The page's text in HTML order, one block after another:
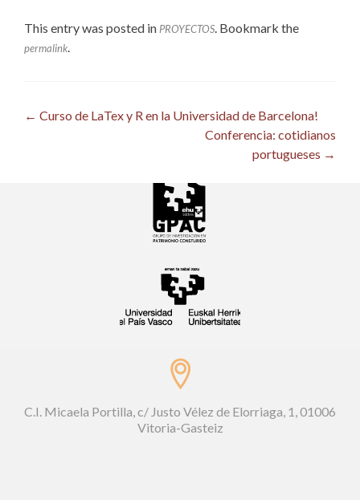
This entry was posted in PROYECTOS. Bookmark the
permalink.
Post
← Curso de LaTex y R en la Universidad de Barcelona!
Conferencia: cotidianos
portugueses →
C.I. Micaela Portilla, c/ Justo Vélez de Elorriaga, 1, 01006
Vitoria-Gasteiz